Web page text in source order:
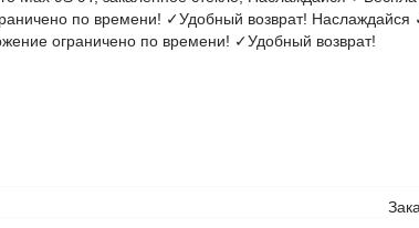
по времени! ✓Удобный возврат! Наслаждайся
ограничено по времени! ✓Удобный возврат!